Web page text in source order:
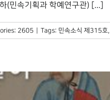
(민속기획과 학예연구관) [...]
2605 Tags: 민속소식 제315호,